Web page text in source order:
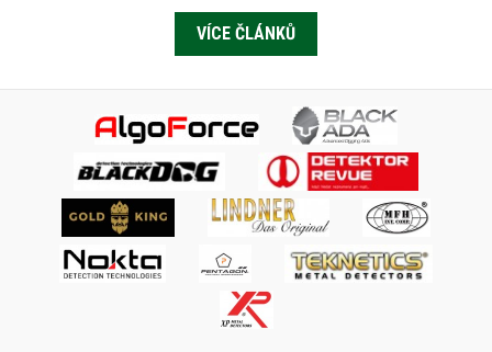
VÍCE ČLÁNKŮ